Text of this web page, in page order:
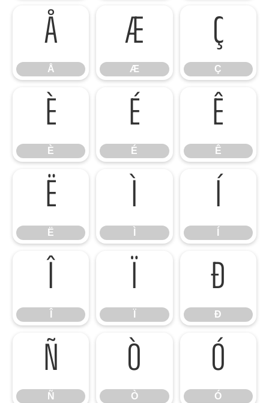
Å
Å Æ
Æ Ç
Ç
È
È É
É Ê
Ê
Ë
Ë Ì Í
Î Ï Ð
Ð
Ñ
Ñ Ò
Ò Ó
Ó